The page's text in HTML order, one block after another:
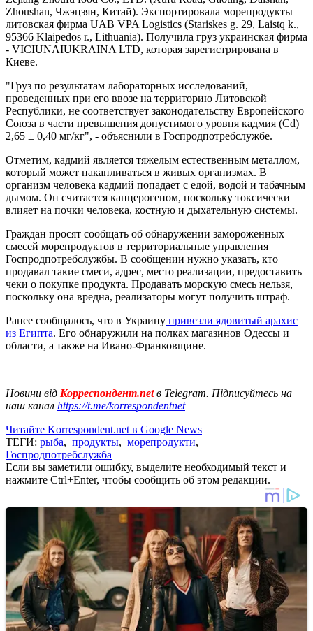
Zhoushan, Чжэцзян, Китай). Экспортировала морепродукты
литовская фирма UAB VPA Logistics (Stariskes g. 29, Laistq k.,
95366 Klaipedos r., Lithuania). Получила груз украинская фирма
- VICIUNAIUKRAINA LTD, которая зарегистрирована в
Киеве.
"Груз по результатам лабораторных исследований,
проведенных при его ввозе на территорию Литовской
Республики, не соответствует законодательству Европейского
Союза в части превышения допустимого уровня кадмия (Cd)
2,65 ± 0,40 мг/кг", - объяснили в Госпродпотребслужбе.
Отметим, кадмий является тяжелым естественным металлом,
который может накапливаться в живых организмах. В
организм человека кадмий попадает с едой, водой и табачным
дымом. Он считается канцерогеном, поскольку токсически
влияет на почки человека, костную и дыхательную системы.
Граждан просят сообщать об обнаружении замороженных
смесей морепродуктов в территориальные управления
Госпродпотребслужбы. В сообщении нужно указать, кто
продавал такие смеси, адрес, место реализации, предоставить
чеки о покупке продукта. Продавать морскую смесь нельзя,
поскольку она вредна, реализаторы могут получить штраф.
Ранее сообщалось, что в Украину привезли ядовитый арахис
из Египта. Его обнаружили на полках магазинов Одессы и
области, а также на Ивано-Франковщине.
Новини від Корреспондент.netв Telegram. Підписуйтесь на
наш канал https://t.me/korrespondentnet
Читайте Korrespondent.net в Google News
ТЕГИ: рыба, продукты, морепродукти,
Госпродпотребслужба
Если вы заметили ошибку, выделите необходимый текст и
нажмите Ctrl+Enter, чтобы сообщить об этом редакции.